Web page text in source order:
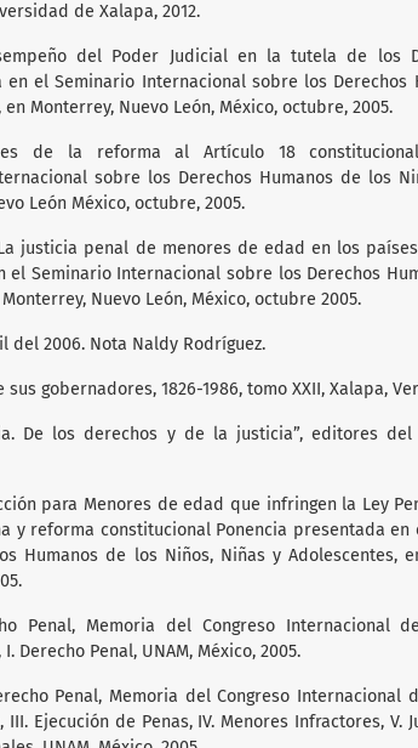
de Xalapa, 2012.
del Poder Judicial en la tutela de los
en el Seminario Internacional sobre los Derechos
Monterrey, Nuevo León, México, octubre, 2005.
de la reforma al Artículo 18
sobre los Derechos Humanos de los
León México, octubre, 2005.
justicia penal de menores de edad en los
el Seminario Internacional sobre los Derechos
Nuevo León, México, octubre 2005.
del 2006. Nota Naldy Rodríguez.
gobernadores, 1826-1986, tomo XXII, Xalapa,
De los derechos y de la justicia”, editores del
para Menores de edad que infringen la Ley
y reforma constitucional Ponencia presentada en
Humanos de los Niños, Niñas y Adolescentes,
Penal, Memoria del Congreso Internacional
Derecho Penal, UNAM, México, 2005.
Penal, Memoria del Congreso Internacional
Ejecución de Penas, IV. Menores Infractores, V.